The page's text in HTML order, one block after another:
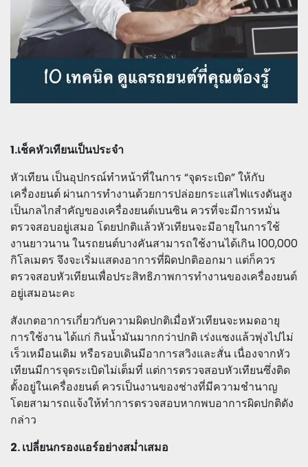
1.เช็คหัวเทียนเป็นประจำ
หัวเทียน เป็นอุปกรณ์ทำหน้าที่ในการ “จุดระเบิด” ให้กับ
เครื่องยนต์ ผ่านการทำงานด้วยการปล่อยกระแสไฟแรงดันสูง
เป็นกลไกสำคัญของเครื่องยนต์เบนซิน ควรที่จะมีการหมั่น
ตรวจสอบอยู่เสมอ โดยปกติแล้วหัวเทียนจะมีอายุในการใช้
งานยาวนาน ในรถยนต์บางคันสามารถใช้งานได้เกิน 100,000
กิโลเมตร จึงจะเริ่มแสดงอาการที่ผิดปกติออกมา แต่ก็ควร
ตรวจสอบหัวเทียนเพื่อประสิทธิภาพการทำงานของเครื่องยนต์
อยู่เสมอนะคะ
สังเกตอาการเกี่ยวกับความผิดปกติเมื่อหัวเทียนจะหมดอายุ
การใช้งาน ได้แก่ กินน้ำมันมากกว่าปกติ เร่งแซงแล้วพุ่งไปไม่
เร็วเหมือนเดิม หรือรอบเดินมีอาการสวิงและสั่น เนื่องจากหัว
เทียนมีการจุดระเบิดไม่เต็มที่ แต่การตรวจสอบหัวเทียนซึ่งติด
ตั้งอยู่ในเครื่องยนต์ ควรเป็นงานของช่างที่มีความชำนาญ
โดยสามารถแจ้งให้ทำการตรวจสอบหากพบอาการผิดปกติดัง
กล่าว
2. เปลี่ยนกรองแอร์อย่างสม่ำเสมอ